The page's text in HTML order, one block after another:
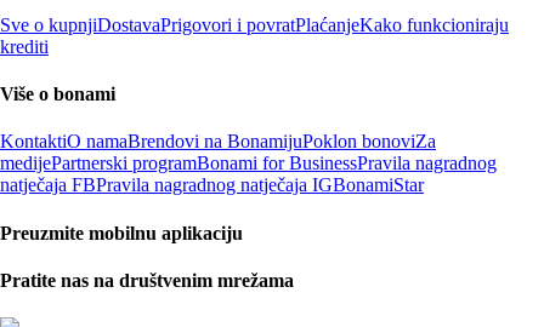
Sve o kupnjiDostavaPrigovori i povratPlaćanjeKako funkcioniraju
krediti
Više o bonami
KontaktiO namaBrendovi na BonamijuPoklon bonoviZa
medijePartnerski programBonami for BusinessPravila nagradnog
natječaja FBPravila nagradnog natječaja IGBonamiStar
Preuzmite mobilnu aplikaciju
Pratite nas na društvenim mrežama